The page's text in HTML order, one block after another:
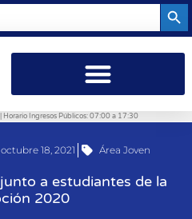
Ingresos Públicos: 07:00 a 17:30
octubre 18, 2021 Área Joven
a estudiantes de la
2020